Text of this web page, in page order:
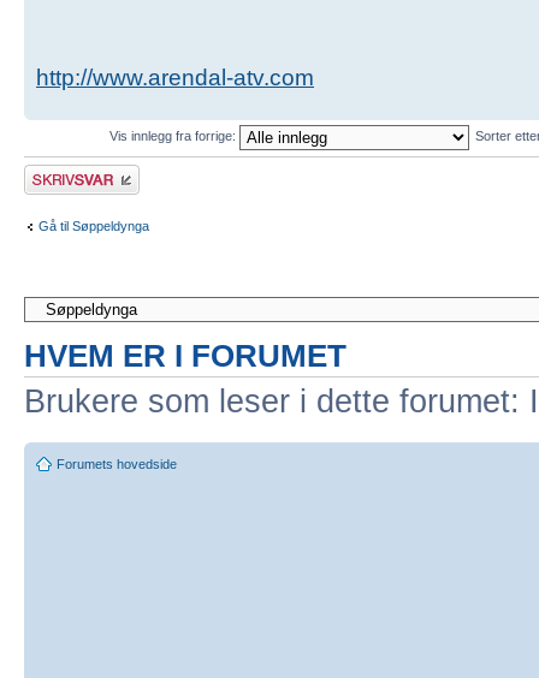
http://www.arendal-atv.com
Vis innlegg fra forrige: Sorter
Skriv et svar
Gå til Søppeldynga
HVEM ER I FORUMET
Brukere som leser i dette
Forumets hovedside